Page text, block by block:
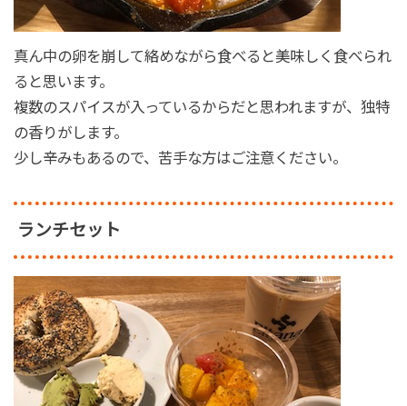
真ん中の卵を崩して絡めながら食べると美味しく食べられ
ると思います。
複数のスパイスが入っているからだと思われますが、独特
の香りがします。
少し辛みもあるので、苦手な方はご注意ください。
ランチセット